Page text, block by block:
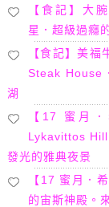
【食記】大
星．超級過癮
【食記】美
Steak House
湖
【17 蜜月
Lykavittos Hill
發光的雅典夜景
【17 蜜月．
的宙斯神殿。